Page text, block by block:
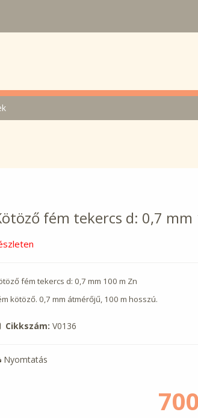
fém tekercs d: 0,7 mm
fém tekercs d: 0,7 mm 100 m Zn
kötöző. 0,7 mm átmérőjű, 100 m hosszú.
Cikkszám: V0136
Nyomtatás